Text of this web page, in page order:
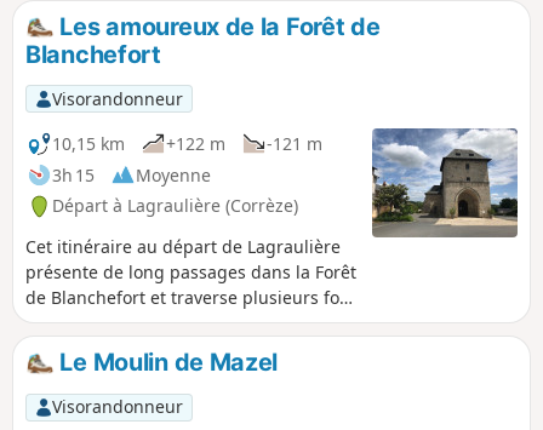
sur les monédières, notamment depuis
la table d'orientation.
Les amoureux de la Forêt de
Blanchefort
Visorandonneur
10,15 km
+122 m
-121 m
3h 15
Moyenne
Départ à Lagraulière (Corrèze)
Cet itinéraire au départ de Lagraulière
présente de long passages dans la Forêt
de Blanchefort et traverse plusieurs fois
le ruisseau du Brézou.
Le Moulin de Mazel
Visorandonneur